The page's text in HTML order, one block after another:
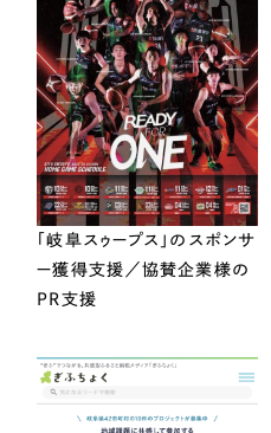
「岐阜スゥープス」のスポンサ
ー獲得支援／協賛企業様の
PR支援